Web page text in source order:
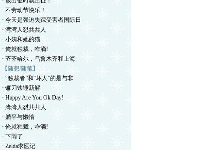
· 不劳动节快乐！
· 今天是强迫失踪受害者国际日
· 湾湾人怼共共人
· 小姨和她的猫
· 俺就独裁，咋滴!
· 齐齐哈尔，乌鲁木齐和上海
【随想/随笔】
· “独裁者”和“坏人”的是与非
· 镰刀铁锤新解
· Happy Are You Ok Day!
· 湾湾人怼共共人
· 躺平与懒惰
· 俺就独裁，咋滴!
· 下雨了
· Zelda求医记